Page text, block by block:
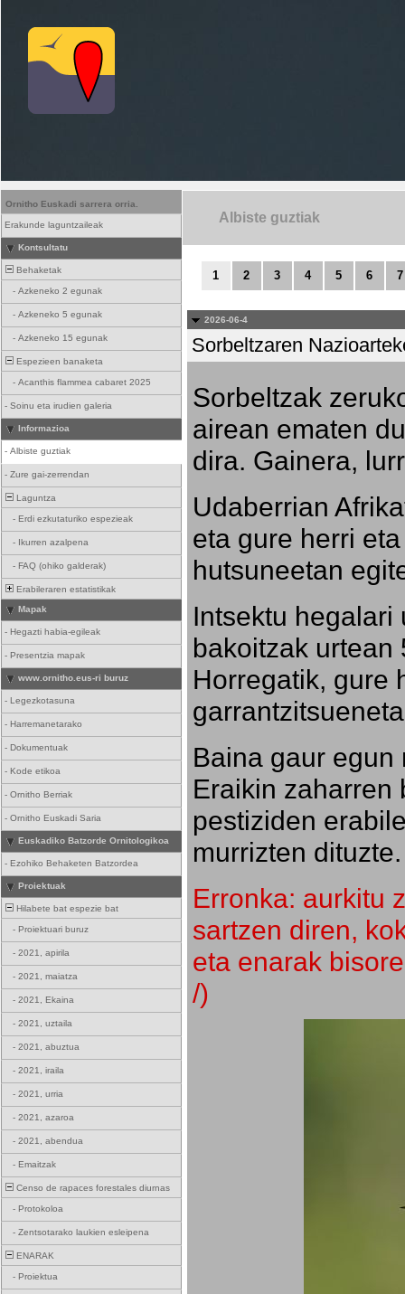
Ornitho Euskadi sarrera orria.
Erakunde laguntzaileak
Kontsultatu
Behaketak
- Azkeneko 2 egunak
- Azkeneko 5 egunak
- Azkeneko 15 egunak
Espezieen banaketa
- Acanthis flammea cabaret 2025
- Soinu eta irudien galeria
Informazioa
- Albiste guztiak
- Zure gai-zerrendan
Laguntza
- Erdi ezkutaturiko espezieak
- Ikurren azalpena
- FAQ (ohiko galderak)
Erabileraren estatistikak
Mapak
- Hegazti habia-egileak
- Presentzia mapak
www.ornitho.eus-ri buruz
- Legezkotasuna
- Harremanetarako
- Dokumentuak
- Kode etikoa
- Ornitho Berriak
- Ornitho Euskadi Saria
Euskadiko Batzorde Ornitologikoa
- Ezohiko Behaketen Batzordea
Proiektuak
Hilabete bat espezie bat
- Proiektuari buruz
- 2021, apirila
- 2021, maiatza
- 2021, Ekaina
- 2021, uztaila
- 2021, abuztua
- 2021, iraila
- 2021, urria
- 2021, azaroa
- 2021, abendua
- Emaitzak
Censo de rapaces forestales diurnas
- Protokoloa
- Zentsotarako laukien esleipena
ENARAK
- Proiektua
Albiste guztiak
1 2 3 4 5 6 7
2026-06-4
Sorbeltzaren
Sorbeltzak
airean ematen
dira. Gainera,
Udaberrian
eta gure herri
hutsuneetan
Intsektu hegalari
bakoitzak urtean
Horregatik, gure
Baina gaur egun
Eraikin zaharren
pestiziden
murrizten dituzte.
Erronka: aurkitu
sartzen diren,
eta enarak
/)